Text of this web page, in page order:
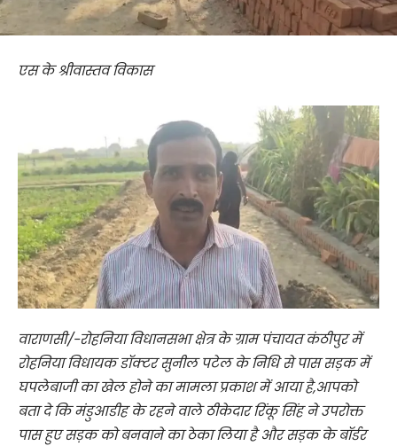
एस के श्रीवास्तव विकास
वाराणसी/-रोहनिया विधानसभा क्षेत्र के ग्राम पंचायत कंठीपुर में
रोहनिया विधायक डॉक्टर सुनील पटेल के निधि से पास सड़क में
घपलेबाजी का खेल होने का मामला प्रकाश में आया है,आपको
बता दे कि मंडुआडीह के रहने वाले ठीकेदार रिंकू सिंह ने उपरोक्त
पास हुए सड़क को बनवाने का ठेका लिया है और सड़क के बॉर्डर